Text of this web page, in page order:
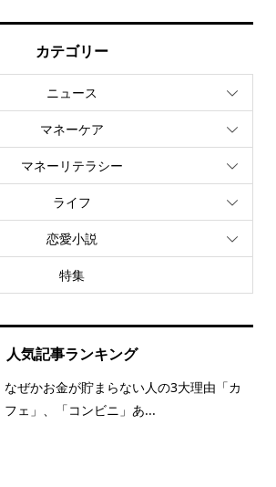
カテゴリー
ニュース
マネーケア
マネーリテラシー
ライフ
恋愛小説
特集
人気記事ランキング
なぜかお金が貯まらない人の3大理由「カ
フェ」、「コンビニ」あ...